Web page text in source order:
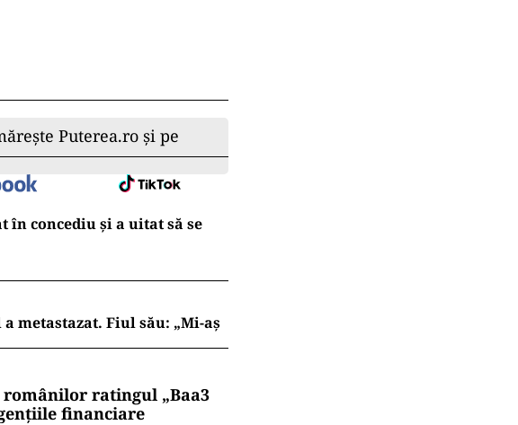
Puterea.ro și pe
în concediu și a uitat să se
metastazat. Fiul său: „Mi-aș
ratingul „Baa3
financiare